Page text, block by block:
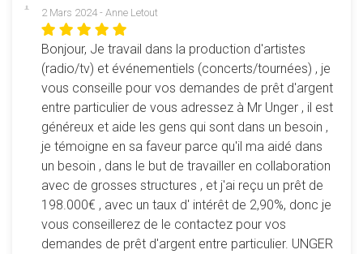
2 Mars 2024 - Anne Letout
Bonjour, Je travail dans la production d'artistes
(radio/tv) et événementiels (concerts/tournées) , je
vous conseille pour vos demandes de prêt d'argent
entre particulier de vous adressez à Mr Unger , il est
généreux et aide les gens qui sont dans un besoin ,
je témoigne en sa faveur parce qu'il ma aidé dans
un besoin , dans le but de travailler en collaboration
avec de grosses structures , et j'ai reçu un prêt de
198.000€ , avec un taux d' intérêt de 2,90%, donc je
vous conseillerez de le contactez pour vos
demandes de prêt d'argent entre particulier. UNGER